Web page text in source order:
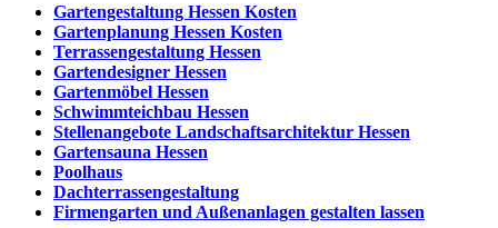
Gartengestaltung Hessen Kosten
Gartenplanung Hessen Kosten
Terrassengestaltung Hessen
Gartendesigner Hessen
Gartenmöbel Hessen
Schwimmteichbau Hessen
Stellenangebote Landschaftsarchitektur Hessen
Gartensauna Hessen
Poolhaus
Dachterrassengestaltung
Firmengarten und Außenanlagen gestalten lassen